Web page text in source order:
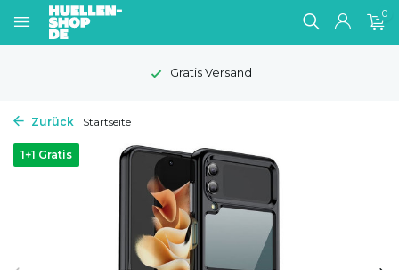
0
Gratis Versand
Zurück Startseite
1+1 Gratis